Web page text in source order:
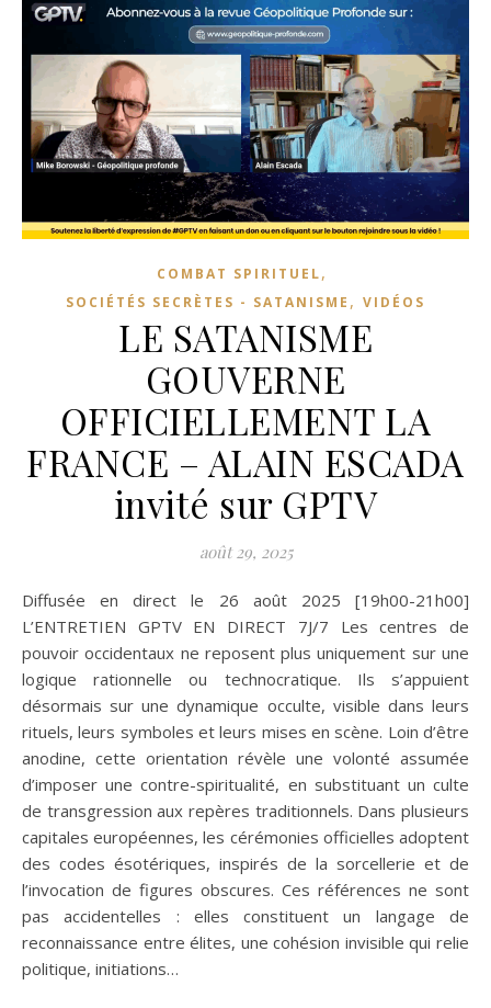
COMBAT SPIRITUEL,
SOCIÉTÉS SECRÈTES - SATANISME , VIDÉOS
LE SATANISME
GOUVERNE
OFFICIELLEMENT LA
FRANCE – ALAIN ESCADA
invité sur GPTV
août 29, 2025
Diffusée en direct le 26 août 2025 [19h00-21h00]
L’ENTRETIEN GPTV EN DIRECT 7J/7 Les centres de
pouvoir occidentaux ne reposent plus uniquement sur une
logique rationnelle ou technocratique. Ils s’appuient
désormais sur une dynamique occulte, visible dans leurs
rituels, leurs symboles et leurs mises en scène. Loin d’être
anodine, cette orientation révèle une volonté assumée
d’imposer une contre-spiritualité, en substituant un culte
de transgression aux repères traditionnels. Dans plusieurs
capitales européennes, les cérémonies officielles adoptent
des codes ésotériques, inspirés de la sorcellerie et de
l’invocation de figures obscures. Ces références ne sont
pas accidentelles : elles constituent un langage de
reconnaissance entre élites, une cohésion invisible qui relie
politique, initiations…